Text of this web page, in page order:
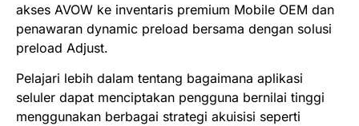
akses AVOW ke inventaris premium Mobile OEM dan
penawaran dynamic preload bersama dengan solusi
preload Adjust.
Pelajari lebih dalam tentang bagaimana aplikasi
seluler dapat menciptakan pengguna bernilai tinggi
menggunakan berbagai strategi akuisisi seperti